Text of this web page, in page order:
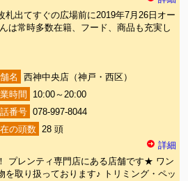
出てすぐの広場前に2019年7月26日オー
は常時多数在籍、フード、商品も充実し
名
西神中央店（神戸・西区）
時間
10:00～20:00
番号 078-997-8044
の頭数 28 頭
詳細
プレンティ専門店にある店舗です★ ワン
を取り扱っております♪ トリミング・ペッ